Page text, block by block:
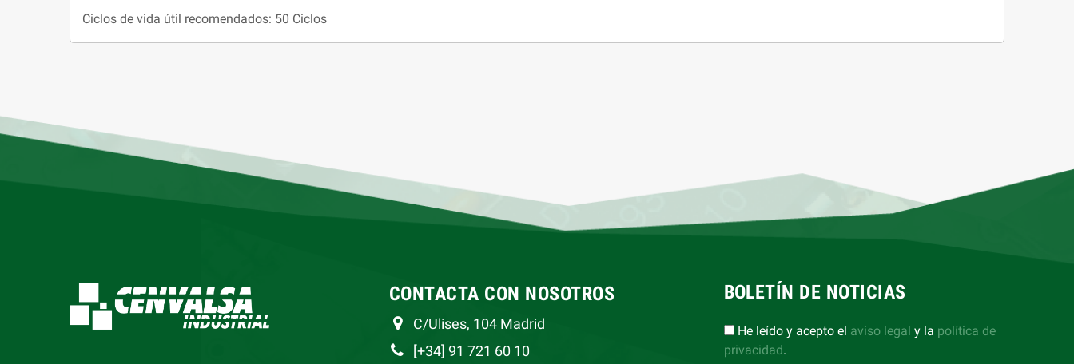
Ciclos de vida útil recomendados: 50 Ciclos
CONTACTA CON NOSOTROS
C/Ulises, 104 Madrid
[+34] 91 721 60 10
BOLETÍN DE NOTICIAS
He leído y acepto el aviso legal y la política de
privacidad.